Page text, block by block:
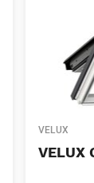
VELUX
VELUX